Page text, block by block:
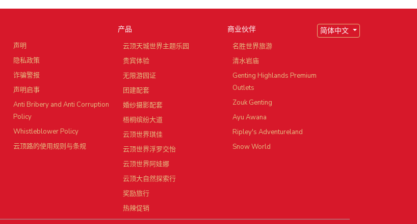
声明
隐私政策
诈骗警报
声明启事
Anti Bribery and Anti Corruption
Policy
Whistleblower Policy
云顶路的使用规则与条规
产品
云顶天城世界主题乐园
贵宾体验
无限游园证
团建配套
婚纱摄影配套
梧桐缤纷大道
云顶世界琪佳
云顶世界浮罗交怡
云顶世界阿娃娜
云顶大自然探索行
奖励旅行
热辣促销
商业伙伴
名胜世界旅游
清水岩庙
Genting Highlands Premium
Outlets
Zouk Genting
Ayu Awana
Ripley's Adventureland
Snow World
简体中文